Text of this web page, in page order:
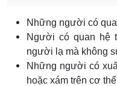
Những người có
Người có quan hệ
người lạ mà không
Những người có
hoặc xám trên cơ